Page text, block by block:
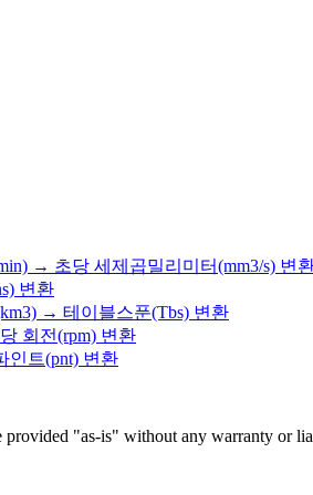
→ 초당 세제곱밀리미터(mm3/s) 변
변환
→ 테이블스푼(Tbs) 변환
회전(rpm) 변환
트(pnt) 변환
provided "as-is" without any warranty or